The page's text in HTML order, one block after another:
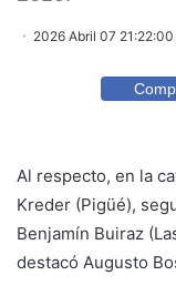
2026 Abril 07 21:22:00
Al respecto, en la
Kreder (Pigüé),
Benjamín Buiraz
destacó Augusto